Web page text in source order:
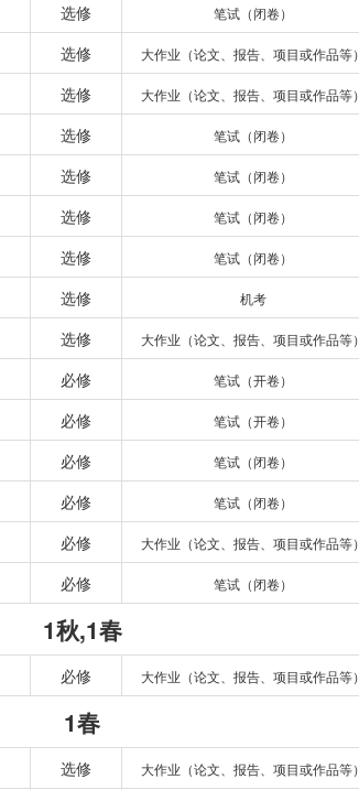
选修 笔试（闭卷）
选修 大作业（论文、报告、项目或作品等）
选修 大作业（论文、报告、项目或作品等）
选修 笔试（闭卷）
选修 笔试（闭卷）
选修 笔试（闭卷）
选修 笔试（闭卷）
选修 机考
选修 大作业（论文、报告、项目或作品等）
必修 笔试（开卷）
必修 笔试（开卷）
必修 笔试（闭卷）
必修 笔试（闭卷）
必修 大作业（论文、报告、项目或作品等）
必修 笔试（闭卷）
1秋,1春
必修 大作业（论文、报告、项目或作品等）
1春
选修 大作业（论文、报告、项目或作品等）